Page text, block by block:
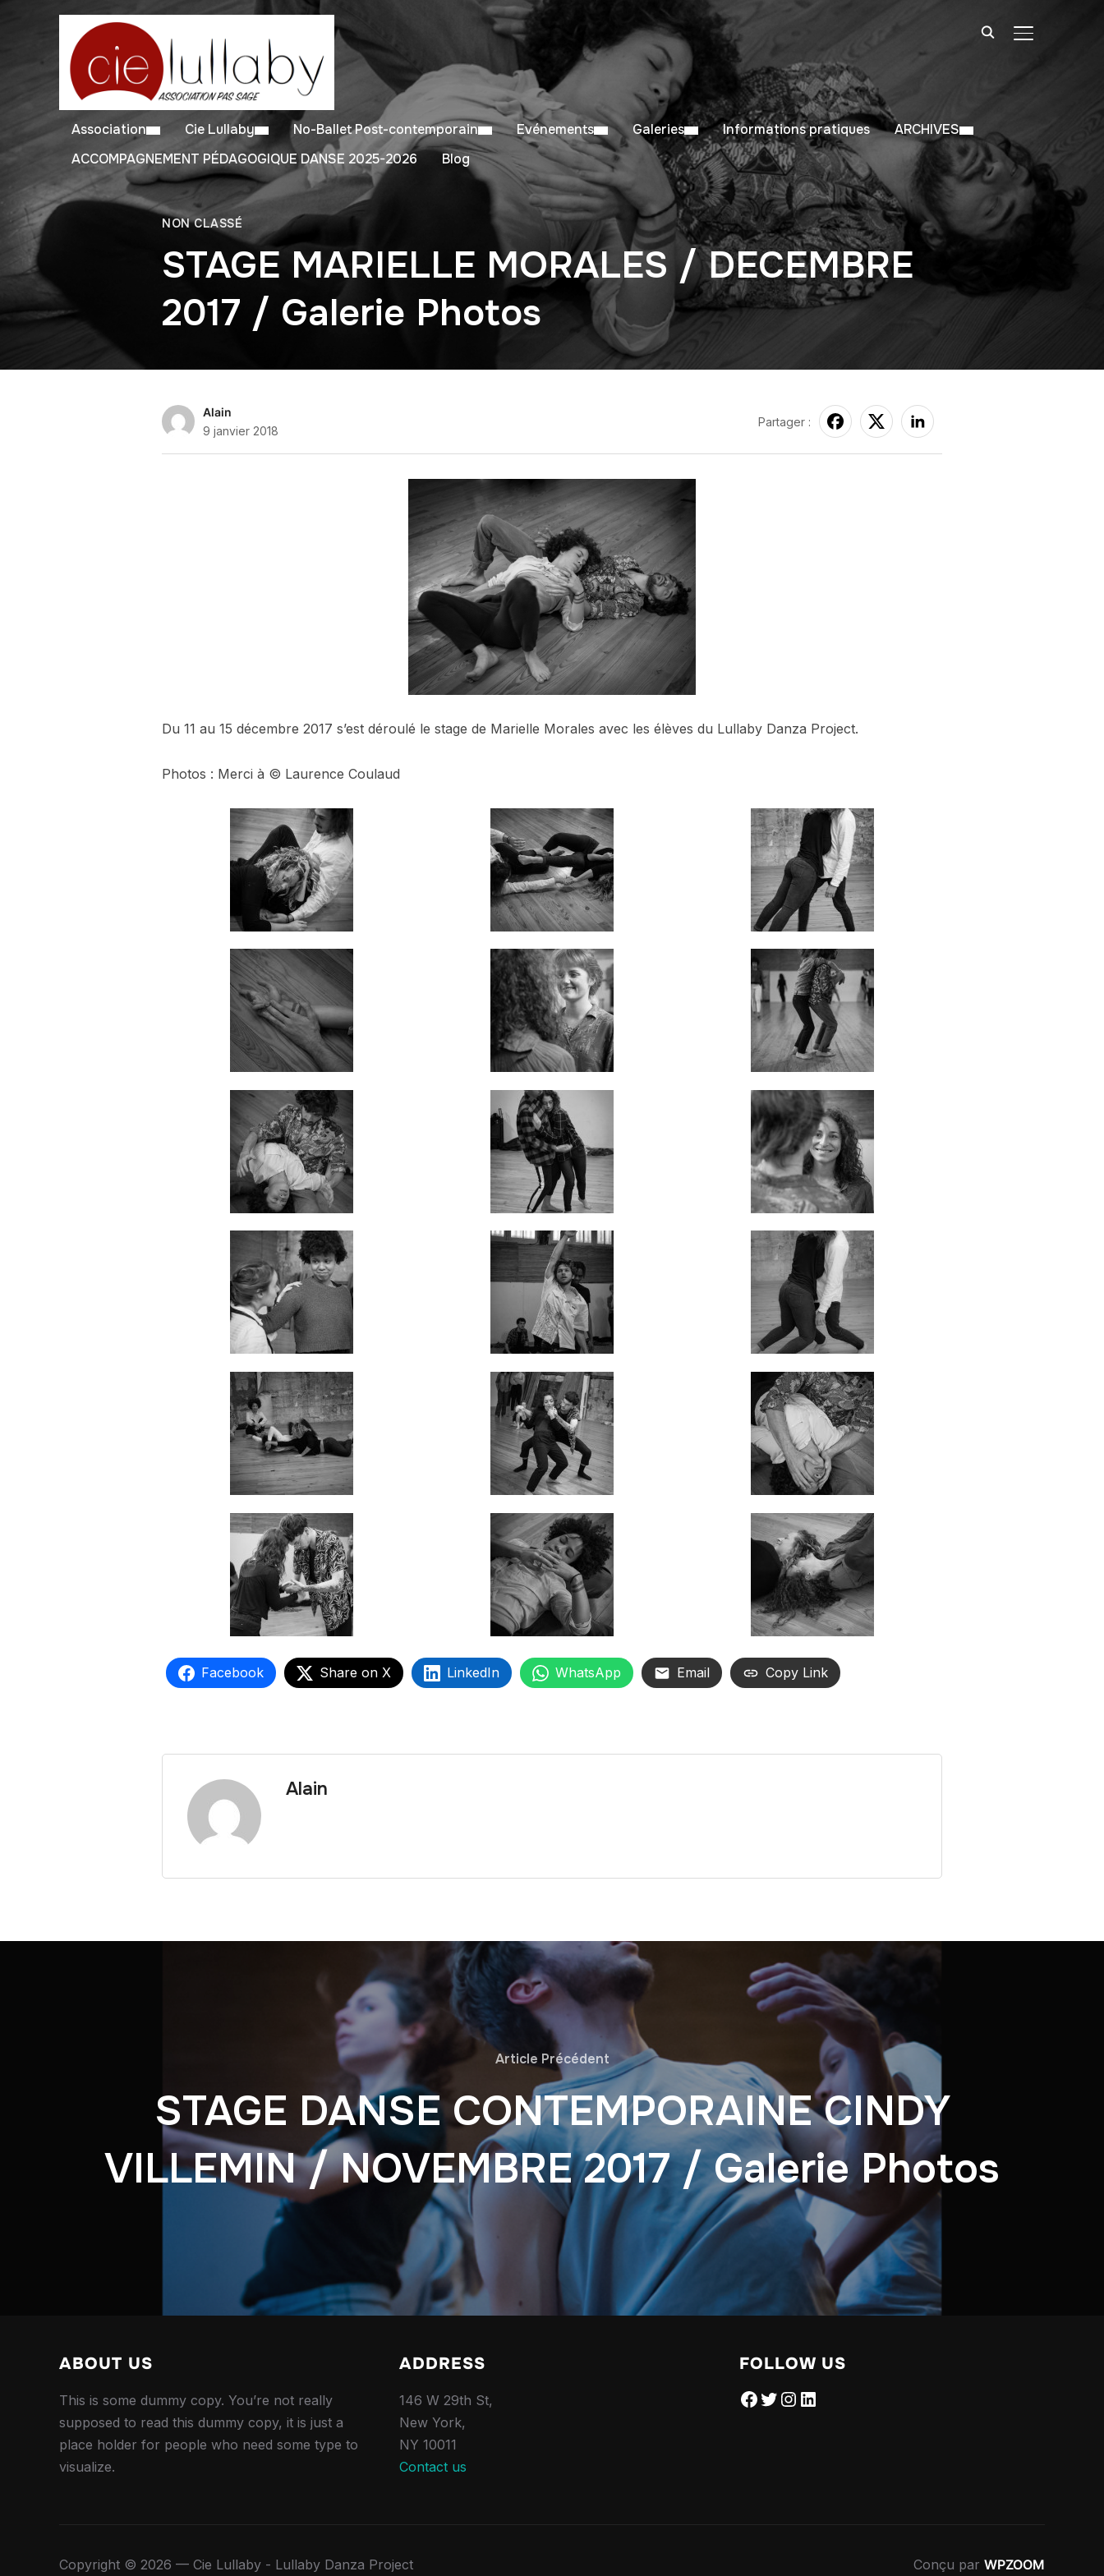
BASCULER
Association Cie Lullaby No-Ballet Post-contemporain Evénements Galeries Informations pratiques
ARCHIVES
ACCOMPAGNEMENT PÉDAGOGIQUE DANSE 2025-2026
Blog
NON CLASSÉ
STAGE MARIELLE MORALES / DECEMBRE
2017 / Galerie Photos
Alain
9 janvier 2018
Partager :
Du 11 au 15 décembre 2017 s’est déroulé le stage de Marielle Morales avec les élèves du Lullaby Danza Project.
Photos : Merci à © Laurence Coulaud
Facebook Share on X LinkedIn WhatsApp Email Copy Link
Alain
Article Précédent
STAGE DANSE CONTEMPORAINE CINDY
VILLEMIN / NOVEMBRE 2017 / Galerie Photos
ABOUT US
This is some dummy copy. You’re not really
supposed to read this dummy copy, it is just a
place holder for people who need some type to
visualize.
ADDRESS
146 W 29th St,
New York,
NY 10011
Contact us
FOLLOW US
Facebook
Twitter
Instagram
LinkedIn
Copyright © 2026 — Cie Lullaby - Lullaby Danza Project Conçu par WPZOOM